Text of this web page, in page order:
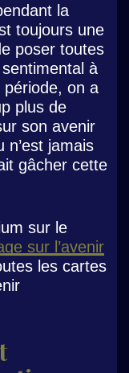
la
toujours une
poser toutes
à
période, on a
plus de
son avenir
n’est jamais
gâcher cette
sur le
sur l’avenir
les cartes